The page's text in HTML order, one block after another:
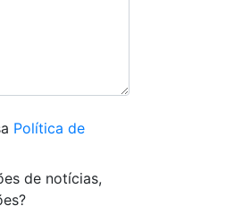
Política de
de notícias,